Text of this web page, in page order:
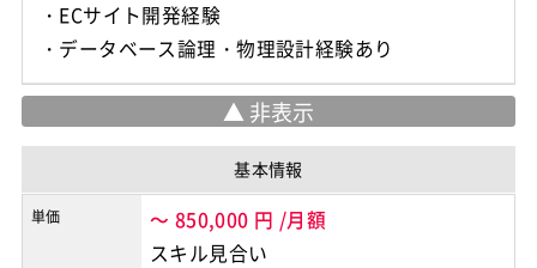
・ECサイト開発経験
・データベース論理・物理設計経験あり
基本情報
単価 ～ 850,000 円 /月額
スキル見合い